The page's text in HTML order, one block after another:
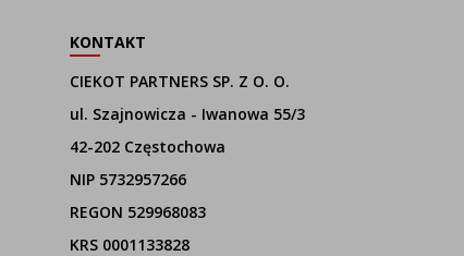
KONTAKT
CIEKOT PARTNERS SP. Z O. O.
ul. Szajnowicza - Iwanowa 55/3
42-202 Częstochowa
NIP 5732957266
REGON 529968083
KRS 0001133828